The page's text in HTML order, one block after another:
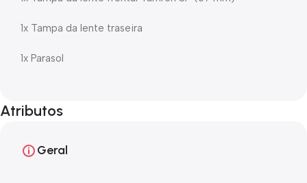
1x Tampa da lente traseira
1x Parasol
Atributos
Geral